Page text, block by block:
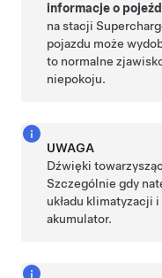
informacje o
na stacji
pojazdu może
to normalne
niepokoju.
UWAGA
Dźwięki
Szczególnie gdy
układu klimatyzacji
akumulator.